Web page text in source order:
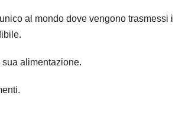
al mondo dove vengono trasmessi i
alimentazione.